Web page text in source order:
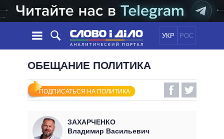
УКР РОС
НОВОСТИ
ЛЕНТА
СОБЫТИЯ
СТАТЬИ
МНЕНИЯ
ПОЛИТИКА
ЭКОНОМИКА
МИР
ОБЕЩАНИЯ
ВСЕ ПОЛИТИКИИНФОГРАФИКА
ОБЕЩАНИЕ ПОЛИТИКА
ПОДПИСАТЬСЯ НА ПОЛИТИКА
ЗАХАРЧЕНКО
Владимир Васильевич